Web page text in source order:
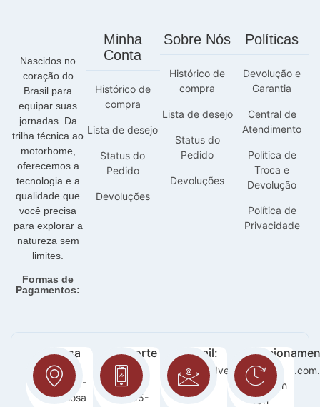
Nascidos no
coração do
Brasil para
equipar suas
jornadas. Da
trilha técnica ao
motorhome,
oferecemos a
tecnologia e a
qualidade que
você precisa
para explorar a
natureza sem
limites.
Formas de
Pagamentos:
Minha
Conta
Histórico de
compra
Lista de desejo
Status do
Pedido
Devoluções
Sobre Nós
Histórico de
compra
Lista de desejo
Status do
Pedido
Devoluções
Políticas
Devolução e
Garantia
Central de
Atendimento
Política de
Troca e
Devolução
Política de
Privacidade
Nossa
loja:
Orla 14 -
Graciosa
Suporte
:
63
99255-
E-mail:
Seg -
Sab / 8h
-18h